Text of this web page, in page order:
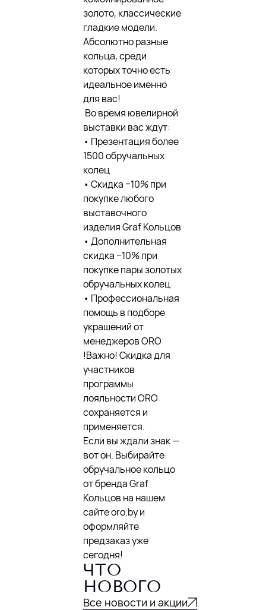
золото, классические
гладкие модели.
Абсолютно разные
кольца, среди
которых точно есть
идеальное именно
для вас!
Во время ювелирной
выставки вас ждут:
• Презентация более
1500 обручальных
колец
• Скидка −10% при
покупке любого
выставочного
изделия Graf Кольцов
• Дополнительная
скидка −10% при
покупке пары золотых
обручальных колец
• Профессиональная
помощь в подборе
украшений от
менеджеров ORO
!Важно! Скидка для
участников
программы
лояльности ORO
сохраняется и
применяется.
Если вы ждали знак —
вот он. Выбирайте
обручальное кольцо
от бренда Graf
Кольцов на нашем
сайте oro.by и
оформляйте
предзаказ уже
сегодня!
ЧТО
НОВОГО
Все новости и акции